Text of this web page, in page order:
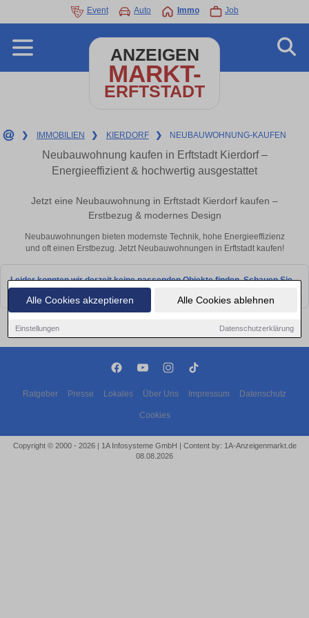
Alle Cookies akzeptieren Alle Cookies ablehnen
Einstellungen Datenschutzerklärung
Event Auto Immo Job
ANZEIGEN
MARKT-
ERFTSTADT
❯ IMMOBILIEN ❯ KIERDORF ❯ NEUBAUWOHNUNG-KAUFEN
Neubauwohnung kaufen in Erftstadt Kierdorf –
Energieeffizient & hochwertig ausgestattet
Jetzt eine Neubauwohnung in Erftstadt Kierdorf kaufen –
Erstbezug & modernes Design
Neubauwohnungen bieten modernste Technik, hohe Energieeffizienz
und oft einen Erstbezug. Jetzt Neubauwohnungen in Erftstadt kaufen!
Leider konnten wir derzeit keine passenden Objekte finden. Schauen Sie
Ratgeber Presse Lokales Über Uns Impressum Datenschutz
Cookies
Copyright © 2000 - 2026 | 1A Infosysteme GmbH | Content by: 1A-Anzeigenmarkt.de
08.08.2026